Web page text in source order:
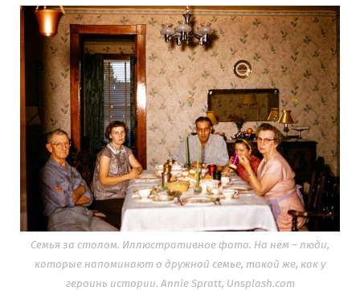
Семья за столом. Иллюстративное фото. На нём – люди,
которые напоминают о дружной семье, такой же, как у
героинь истории. Annie Spratt, Unsplash.com